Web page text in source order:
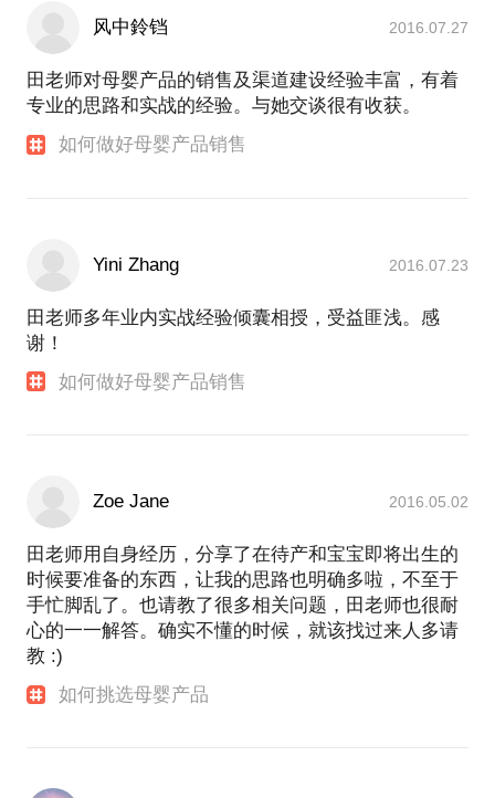
风中鈴铛 2016.07.27
田老师对母婴产品的销售及渠道建设经验丰富，有着
专业的思路和实战的经验。与她交谈很有收获。
如何做好母婴产品销售
Yini Zhang 2016.07.23
田老师多年业内实战经验倾囊相授，受益匪浅。感
谢！
如何做好母婴产品销售
Zoe Jane 2016.05.02
田老师用自身经历，分享了在待产和宝宝即将出生的
时候要准备的东西，让我的思路也明确多啦，不至于
手忙脚乱了。也请教了很多相关问题，田老师也很耐
心的一一解答。确实不懂的时候，就该找过来人多请
教 :)
如何挑选母婴产品